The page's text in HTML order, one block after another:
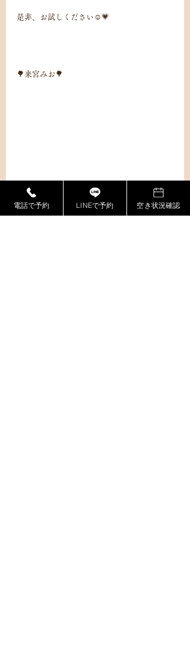
是非、お試しください☺️💗
🌳来宮みお🌳
電話で予約 LINEで予約 空き状況確認